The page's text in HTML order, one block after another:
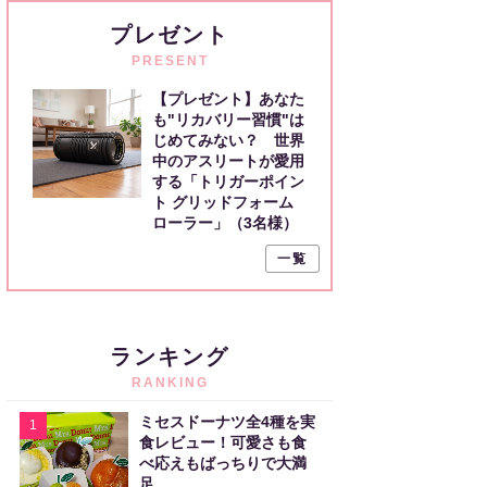
プレゼント
PRESENT
【プレゼント】あなた
も"リカバリー習慣"は
じめてみない？ 世界
中のアスリートが愛用
する「トリガーポイン
ト グリッドフォーム
ローラー」（3名様）
一覧
ランキング
RANKING
1
ミセスドーナツ全4種を実
食レビュー！可愛さも食
べ応えもばっちりで大満